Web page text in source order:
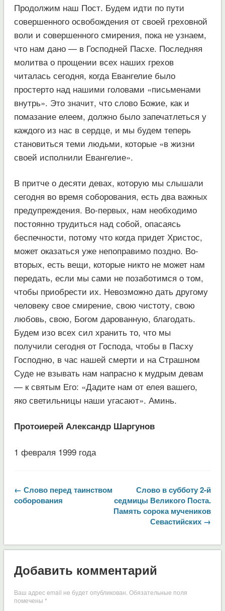
Продолжим наш Пост. Будем идти по пути
совершенного освобождения от своей греховной
воли и совершенного смирения, пока не узнаем,
что нам дано — в Господней Пасхе. Последняя
молитва о прощении всех наших грехов
читалась сегодня, когда Евангелие было
простерто над нашими головами «письменами
внутрь». Это значит, что слово Божие, как и
помазание елеем, должно было запечатлеться у
каждого из нас в сердце, и мы будем теперь
становиться теми людьми, которые «в жизни
своей исполнили Евангелие».
В притче о десяти девах, которую мы слышали
сегодня во время соборования, есть два важных
предупреждения. Во-первых, нам необходимо
постоянно трудиться над собой, опасаясь
беспечности, потому что когда придет Христос,
может оказаться уже непоправимо поздно. Во-
вторых, есть вещи, которые никто не может нам
передать, если мы сами не позаботимся о том,
чтобы приобрести их. Невозможно дать другому
человеку свое смирение, свою чистоту, свою
любовь, свою, Богом дарованную, благодать.
Будем изо всех сил хранить то, что мы
получили сегодня от Господа, чтобы в Пасху
Господню, в час нашей смерти и на Страшном
Суде не взывать нам напрасно к мудрым девам
— к святым Его: «Дадите нам от елея вашего,
яко светильницы наши угасают». Аминь.
Протоиерей Александр Шаргунов
1 февраля 1999 года
← Слово перед таинством
соборования
Слово в субботу 2-й
седмицы Великого Поста.
Память сорока мучеников
Севастийских →
Добавить комментарий
Ваш адрес email не будет опубликован.Обязательные поля
помечены *